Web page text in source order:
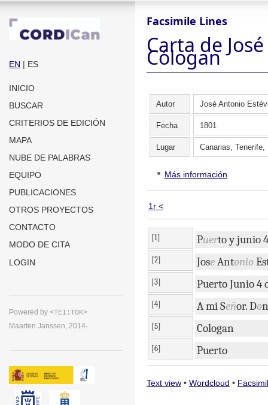
EN | ES
INICIO
BUSCAR
CRITERIOS DE EDICIÓN
MAPA
NUBE DE PALABRAS
EQUIPO
PUBLICACIONES
OTROS PROYECTOS
CONTACTO
MODO DE CITA
LOGIN
Powered by <TEI:TOK>
Maarten Janssen, 2014-
Facsimile Lines
Carta de
Cólogan
Autor José Antonio
Fecha 1801
Lugar Canarias,
Más información
1r <
[1] Puertoyjunio4
[2] JoseAntonio
[3] PuertoJunio4
[4] AmiSeñor.Don
[5] Cologan
[6] Puerto
Text view• Wordcloud •